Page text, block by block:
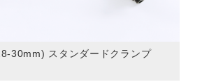
30mm) スタンダードクランプ